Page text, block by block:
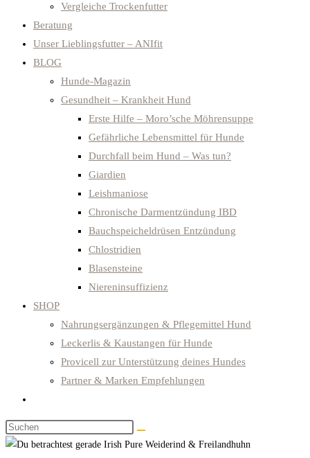
Vergleiche Trockenfutter
Beratung
Unser Lieblingsfutter – ANIfit
BLOG
Hunde-Magazin
Gesundheit – Krankheit Hund
Erste Hilfe – Moro’sche Möhrensuppe
Gefährliche Lebensmittel für Hunde
Durchfall beim Hund – Was tun?
Giardien
Leishmaniose
Chronische Darmentzündung IBD
Bauchspeicheldrüsen Entzündung
Chlostridien
Blasensteine
Niereninsuffizienz
SHOP
Nahrungsergänzungen & Pflegemittel Hund
Leckerlis & Kaustangen für Hunde
Provicell zur Unterstützung deines Hundes
Partner & Marken Empfehlungen
umschalten
Diese
Website